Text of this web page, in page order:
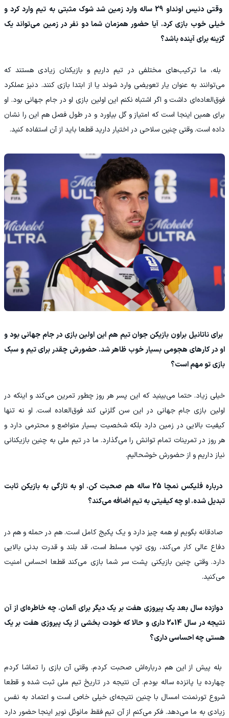
‫ وقتی دنیس اونداو 29 ساله وارد زمین شد شوک مثبتی به تیم وارد کرد و
خیلی خوب بازی کرد. آیا حضور همزمان شما دو نفر در زمین می‌تواند یک
گزینه برای آینده باشد؟
‫ بله، ما ترکیب‌های مختلفی در تیم داریم و بازیکنان زیادی هستند که
می‌توانند به عنوان یار تعویضی وارد شوند یا از ابتدا بازی کنند. دنیز عملکرد
فوق‌العاده‌ای داشت و اگر اشتباه نکنم این اولین بازی او در جام جهانی بود. او
برای همین اینجا است که امتیاز و گل بیاورد و در طول فصل هم این را نشان
داده است. وقتی چنین سلاحی در اختیار دارید قطعا باید از آن استفاده کنید.
‫ برای ناتانیل براون بازیکن جوان تیم هم این اولین بازی در جام جهانی بود و
او در کارهای هجومی بسیار خوب ظاهر شد. حضورش چقدر برای تیم و سبک
بازی تو مهم است؟
‫خیلی زیاد. حتما می‌بینید که این پسر هر روز چطور تمرین می‌کند و اینکه در
اولین بازی جام جهانی در این سن گلزنی کند فوق‌العاده است. او نه تنها
کیفیت بالایی در زمین دارد بلکه شخصیت بسیار متواضع و محترمی دارد و
هر روز در تمرینات تمام توانش را می‌گذارد. ما در تیم ملی به چنین بازیکنانی
نیاز داریم و از حضورش خوشحالیم.
‫ درباره فلیکس نمچا 25 ساله هم صحبت کن. او به تازگی به بازیکن ثابت
تبدیل شده. او چه کیفیتی به تیم اضافه می‌کند؟
‫ صادقانه بگویم او همه چیز دارد و یک پکیج کامل است. هم در حمله و هم در
دفاع عالی کار می‌کند، روی توپ مسلط است، قد بلند و قدرت بدنی بالایی
دارد. وقتی چنین بازیکنی پشت سر شما بازی می‌کند قطعا احساس امنیت
می‌کنید.
‫ دوازده سال بعد یک پیروزی هفت بر یک دیگر برای آلمان. چه خاطره‌ای از آن
نتیجه در سال 2014 داری و حالا که خودت بخشی از یک پیروزی هفت بر یک
هستی چه احساسی داری؟
‫ بله پیش از این هم درباره‌اش صحبت کردم. وقتی آن بازی را تماشا کردم
چهارده یا پانزده ساله بودم. آن نتیجه در تاریخ تیم ملی ثبت شده و قطعا
شروع تورنمنت امسال با چنین نتیجه‌ای خیلی خاص است و اعتماد به نفس
زیادی به ما می‌دهد. فکر می‌کنم از آن تیم فقط مانوئل نویر اینجا حضور دارد